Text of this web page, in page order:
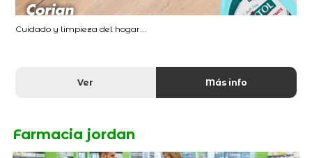
Cuidado y limpieza del hogar...
Ver Más info
Farmacia jordan